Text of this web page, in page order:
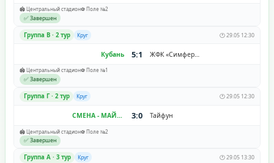
🏟️ Центральный стадион⚽ Поле №2
✅ Завершен
Группа В · 2 тур Круг 🕐 29.05 12:30
Кубань 5:1 ЖФК «Симферополь»
🏟️ Центральный стадион⚽ Поле №1
✅ Завершен
Группа Г · 2 тур Круг 🕐 29.05 12:30
СМЕНА - МАЙСТРЕНКО 3:0 Тайфун
🏟️ Центральный стадион⚽ Поле №2
✅ Завершен
Группа A · 3 тур Круг 🕐 29.05 13:30